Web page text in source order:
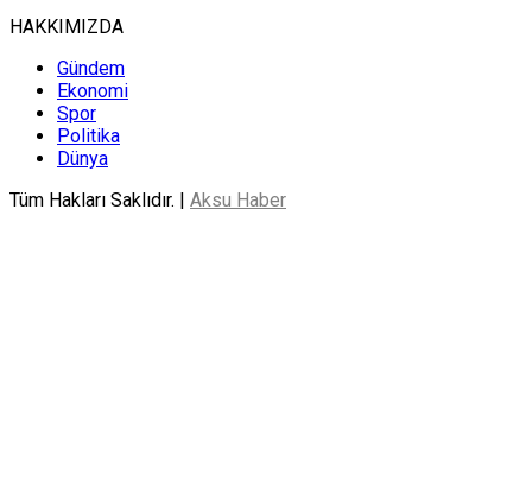
HAKKIMIZDA
Gündem
Ekonomi
Spor
Politika
Dünya
Tüm Hakları Saklıdır. | Aksu Haber